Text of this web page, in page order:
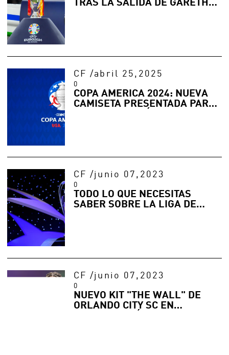
TRAS LA SALIDA DE GARETH
CF /abril 25,2025
0
COPA AMÉRICA 2024: NUEVA
CAMISETA PRESENTADA PARA
CF /junio 07,2023
0
TODO LO QUE NECESITAS
SABER SOBRE LA LIGA DE
CF /junio 07,2023
0
NUEVO KIT "THE WALL" DE
ORLANDO CITY SC EN